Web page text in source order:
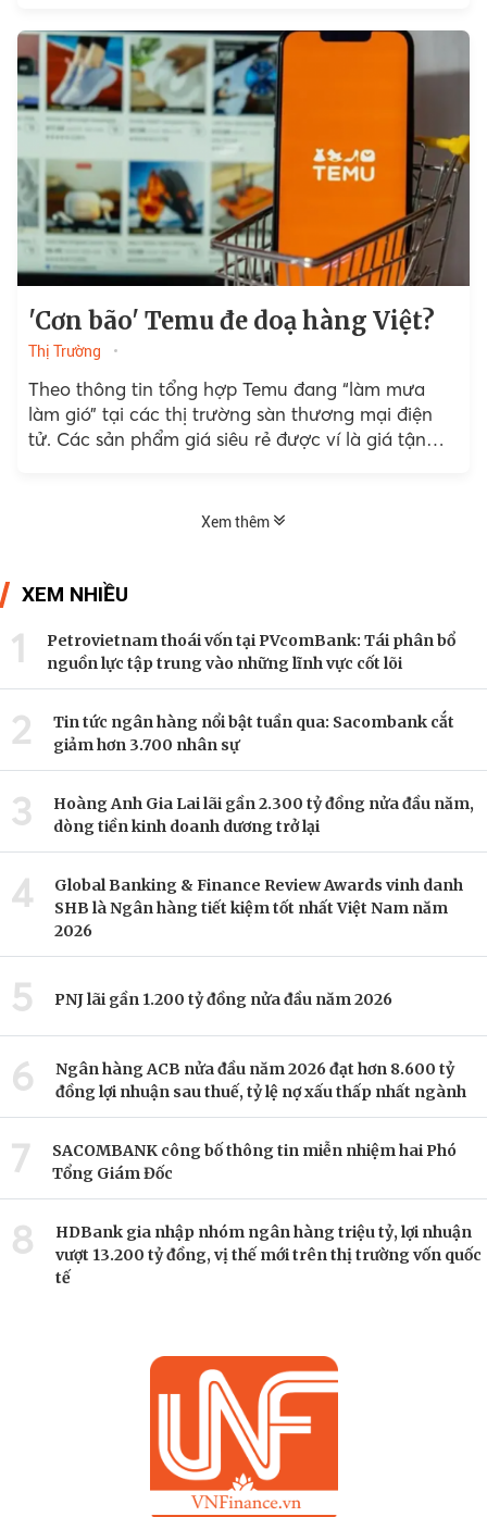
'Cơn bão' Temu đe doạ hàng Việt?
Thị Trường
Theo thông tin tổng hợp Temu đang “làm mưa
làm gió” tại các thị trường sàn thương mại điện
tử. Các sản phẩm giá siêu rẻ được ví là giá tận
Xem thêm
XEM NHIỀU
1
Petrovietnam thoái vốn tại PVcomBank: Tái phân bổ
nguồn lực tập trung vào những lĩnh vực cốt lõi
2
Tin tức ngân hàng nổi bật tuần qua: Sacombank cắt
giảm hơn 3.700 nhân sự
3
Hoàng Anh Gia Lai lãi gần 2.300 tỷ đồng nửa đầu năm,
dòng tiền kinh doanh dương trở lại
4
Global Banking & Finance Review Awards vinh danh
SHB là Ngân hàng tiết kiệm tốt nhất Việt Nam năm
2026
5 PNJ lãi gần 1.200 tỷ đồng nửa đầu năm 2026
6
Ngân hàng ACB nửa đầu năm 2026 đạt hơn 8.600 tỷ
đồng lợi nhuận sau thuế, tỷ lệ nợ xấu thấp nhất ngành
7
SACOMBANK công bố thông tin miễn nhiệm hai Phó
Tổng Giám Đốc
8
HDBank gia nhập nhóm ngân hàng triệu tỷ, lợi nhuận
vượt 13.200 tỷ đồng, vị thế mới trên thị trường vốn quốc
tế